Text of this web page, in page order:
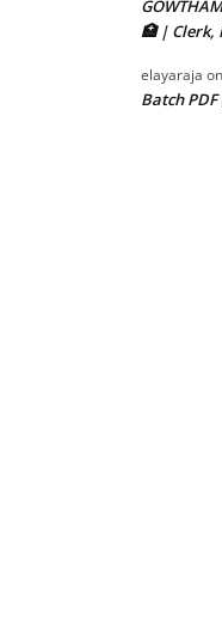
🏥 | Clerk,
elayaraja on
Batch